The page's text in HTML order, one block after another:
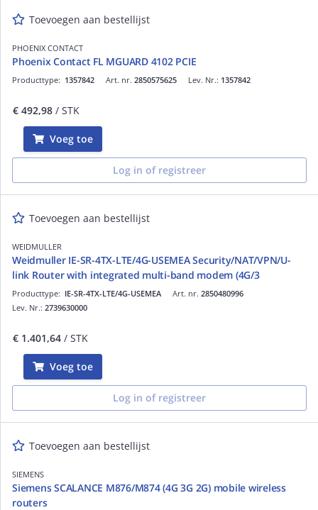
Toevoegen aan bestellijst
PHOENIX CONTACT
Phoenix Contact FL MGUARD 4102 PCIE
Art. nr. 2850575625
Producttype: 1357842 Lev. Nr.: 1357842
€ 492,98 / STK
Voeg toe
Log in of registreer
Toevoegen aan bestellijst
WEIDMULLER
Weidmuller IE-SR-4TX-LTE/4G-USEMEA Security/NAT/VPN/U-
link Router with integrated multi-band modem (4G/3
Art. nr. 2850480996
Producttype: IE-SR-4TX-LTE/4G-USEMEA
Lev. Nr.: 2739630000
€ 1.401,64 / STK
Voeg toe
Log in of registreer
Toevoegen aan bestellijst
SIEMENS
Siemens SCALANCE M876/M874 (4G 3G 2G) mobile wireless
routers